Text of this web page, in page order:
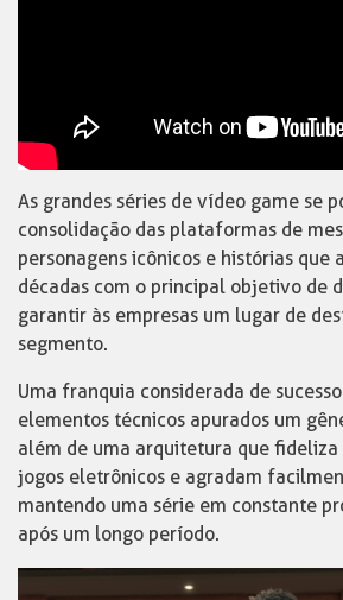
As grandes séries de vídeo game se
consolidação das plataformas de
personagens icônicos e histórias que
décadas com o principal objetivo de
garantir às empresas um lugar de
segmento.
Uma franquia considerada de
elementos técnicos apurados um
além de uma arquitetura que
jogos eletrônicos e agradam
mantendo uma série em constante
após um longo período.